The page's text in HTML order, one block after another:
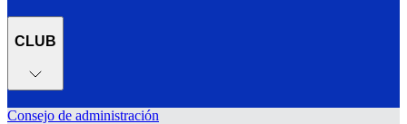
CLUB
Consejo de administración